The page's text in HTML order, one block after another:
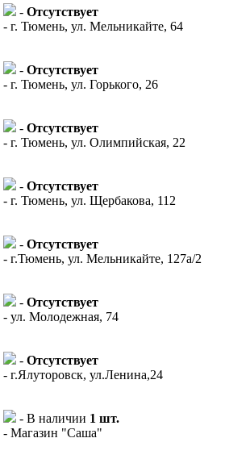
- Отсутствует
- г. Тюмень, ул. Мельникайте, 64
- Отсутствует
- г. Тюмень, ул. Горького, 26
- Отсутствует
- г. Тюмень, ул. Олимпийская, 22
- Отсутствует
- г. Тюмень, ул. Щербакова, 112
- Отсутствует
- г.Тюмень, ул. Мельникайте, 127а/2
- Отсутствует
- ул. Молодежная, 74
- Отсутствует
- г.Ялуторовск, ул.Ленина,24
- В наличии 1 шт.
- Магазин "Саша"